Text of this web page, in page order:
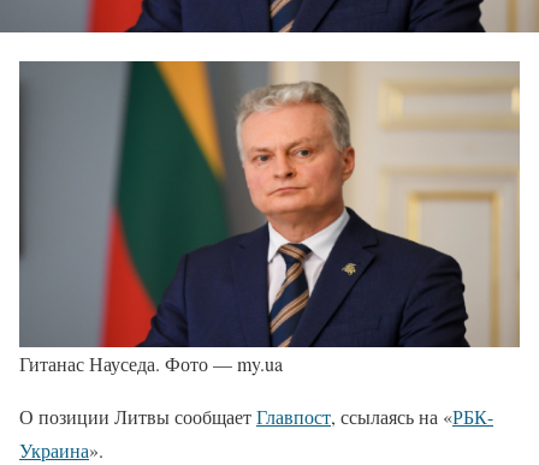
Гитанас Науседа. Фото — my.ua
О позиции Литвы сообщаетГлавпост, ссылаясь на «РБК-
Украина».